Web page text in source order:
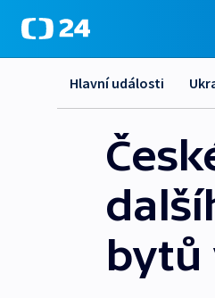
Hlavní události
bytů